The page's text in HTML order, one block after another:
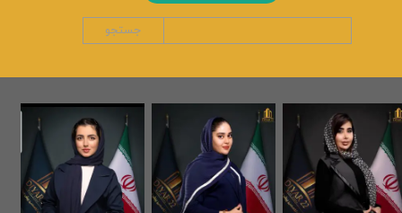
جستجو